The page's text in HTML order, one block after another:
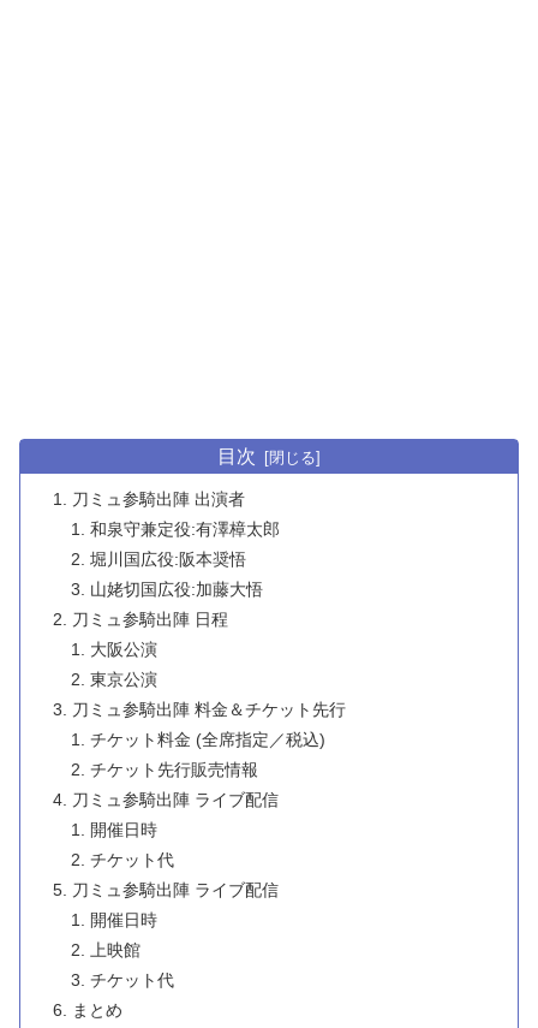
目次
刀ミュ参騎出陣 出演者
和泉守兼定役:有澤樟太郎
堀川国広役:阪本奨悟
山姥切国広役:加藤大悟
刀ミュ参騎出陣 日程
大阪公演
東京公演
刀ミュ参騎出陣 料金＆チケット先行
チケット料金 (全席指定／税込)
チケット先行販売情報
刀ミュ参騎出陣 ライブ配信
開催日時
チケット代
刀ミュ参騎出陣 ライブ配信
開催日時
上映館
チケット代
まとめ